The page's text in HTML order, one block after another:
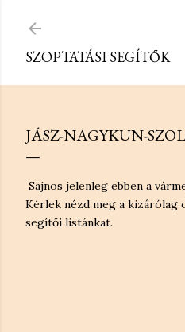
SZOPTATÁSI SEGÍTŐK
JÁSZ-NAGYKUN-
Sajnos jelenleg ebben a
Kérlek nézd meg a
segítői listánkat.